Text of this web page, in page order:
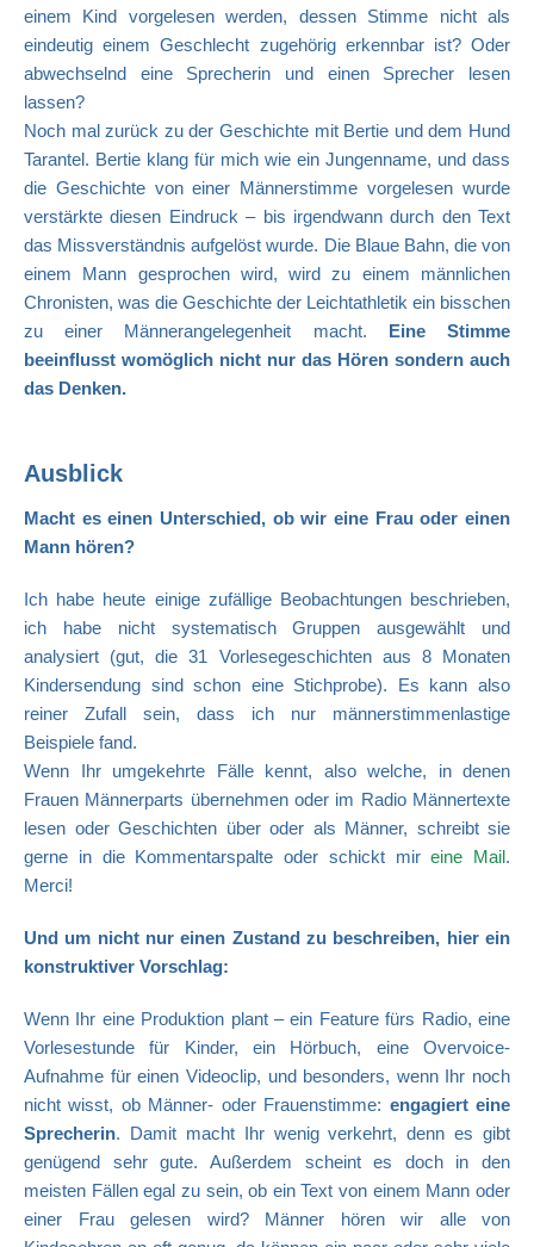
einem Kind vorgelesen werden, dessen Stimme nicht als
eindeutig einem Geschlecht zugehörig erkennbar ist? Oder
abwechselnd eine Sprecherin und einen Sprecher lesen
lassen?
Noch mal zurück zu der Geschichte mit Bertie und dem Hund
Tarantel. Bertie klang für mich wie ein Jungenname, und dass
die Geschichte von einer Männerstimme vorgelesen wurde
verstärkte diesen Eindruck – bis irgendwann durch den Text
das Missverständnis aufgelöst wurde. Die Blaue Bahn, die von
einem Mann gesprochen wird, wird zu einem männlichen
Chronisten, was die Geschichte der Leichtathletik ein bisschen
zu einer Männerangelegenheit macht. Eine Stimme
beeinflusst womöglich nicht nur das Hören sondern auch
das Denken.
Ausblick
Macht es einen Unterschied, ob wir eine Frau oder einen
Mann hören?
Ich habe heute einige zufällige Beobachtungen beschrieben,
ich habe nicht systematisch Gruppen ausgewählt und
analysiert (gut, die 31 Vorlesegeschichten aus 8 Monaten
Kindersendung sind schon eine Stichprobe). Es kann also
reiner Zufall sein, dass ich nur männerstimmenlastige
Beispiele fand.
Wenn Ihr umgekehrte Fälle kennt, also welche, in denen
Frauen Männerparts übernehmen oder im Radio Männertexte
lesen oder Geschichten über oder als Männer, schreibt sie
gerne in die Kommentarspalte oder schickt mireine Mail.
Merci!
Und um nicht nur einen Zustand zu beschreiben, hier ein
konstruktiver Vorschlag:
Wenn Ihr eine Produktion plant – ein Feature fürs Radio, eine
Vorlesestunde für Kinder, ein Hörbuch, eine Overvoice-
Aufnahme für einen Videoclip, und besonders, wenn Ihr noch
nicht wisst, ob Männer- oder Frauenstimme: engagiert eine
Sprecherin. Damit macht Ihr wenig verkehrt, denn es gibt
genügend sehr gute. Außerdem scheint es doch in den
meisten Fällen egal zu sein, ob ein Text von einem Mann oder
einer Frau gelesen wird? Männer hören wir alle von